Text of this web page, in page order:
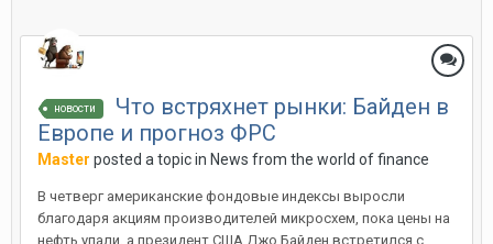
новости
Что встряхнет рынки: Байден в
Европе и прогноз ФРС
Master posted a topic in News from the world of finance
В четверг американские фондовые индексы выросли
благодаря акциям производителей микросхем, пока цены на
нефть упали, а президент США Джо Байден встретился с